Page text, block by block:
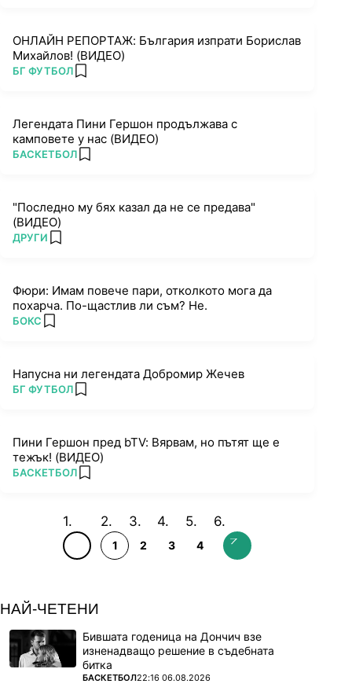
ОНЛАЙН РЕПОРТАЖ: България изпрати Борислав
Михайлов! (ВИДЕО)
ПОВЕЧЕ ОТ
БГ ФУТБОЛ add favorites
Легендата Пини Гершон продължава с
камповете у нас (ВИДЕО)
ПОВЕЧЕ ОТ
БАСКЕТБОЛ add favorites
"Последно му бях казал да не се предава"
(ВИДЕО)
ПОВЕЧЕ ОТ
ДРУГИ add favorites
Фюри: Имам повече пари, отколкото мога да
похарча. По-щастлив ли съм? Не.
ПОВЕЧЕ ОТ
БОКС add favorites
Напусна ни легендата Добромир Жечев
ПОВЕЧЕ ОТ
БГ ФУТБОЛ add favorites
Пини Гершон пред bTV: Вярвам, но пътят ще е
тежък! (ВИДЕО)
ПОВЕЧЕ ОТ
БАСКЕТБОЛ add favorites
1 2 3 4
НАЙ-ЧЕТЕНИ
Бившата годеница на Дончич взе
изненадващо решение в съдебната
битка
ПОВЕЧЕ ОТ
БАСКЕТБОЛ22:16 06.08.2026